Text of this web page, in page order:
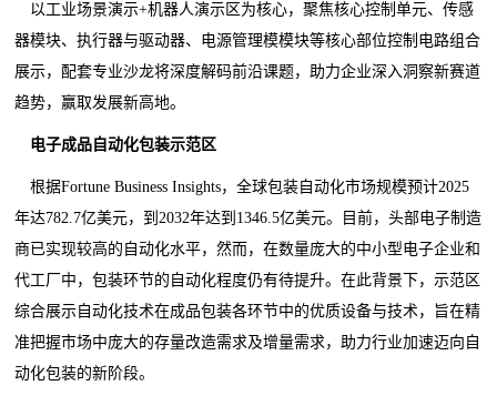
以工业场景演示+机器人演示区为核心，聚焦核心控制单元、传感
器模块、执行器与驱动器、电源管理模模块等核心部位控制电路组合
展示，配套专业沙龙将深度解码前沿课题，助力企业深入洞察新赛道
趋势，赢取发展新高地。
电子成品自动化包装示范区
根据Fortune Business Insights，全球包装自动化市场规模预计2025
年达782.7亿美元，到2032年达到1346.5亿美元。目前，头部电子制造
商已实现较高的自动化水平，然而，在数量庞大的中小型电子企业和
代工厂中，包装环节的自动化程度仍有待提升。在此背景下，示范区
综合展示自动化技术在成品包装各环节中的优质设备与技术，旨在精
准把握市场中庞大的存量改造需求及增量需求，助力行业加速迈向自
动化包装的新阶段。